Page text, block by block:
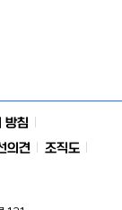
방침
의견
조직도